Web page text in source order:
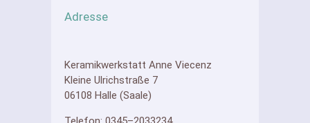
Adresse
Keramikwerkstatt Anne Viecenz
Kleine Ulrichstraße 7
06108 Halle (Saale)